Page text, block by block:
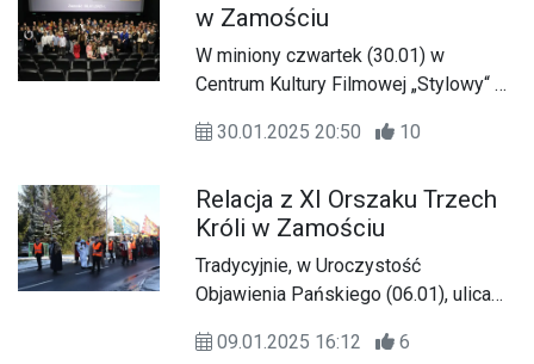
w Zamościu
W miniony czwartek (30.01) w
Centrum Kultury Filmowej „Stylowy“ w
podsumowująca XI Orszak Trzech
ulicami naszego miasta. Był to czas
wspomnień i podziękowań dla
wszystkich, którzy zaangażowali się
w organizację tego wydarzenia.
30.01.2025 20:50 10
Relacja z XI Orszaku Trzech
Króli w Zamościu
Tradycyjnie, w Uroczystość
Objawienia Pańskiego (06.01), ulicami
Króli. Zapraszamy do wysłuchania
09.01.2025 16:12 6